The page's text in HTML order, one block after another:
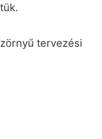
tervezési